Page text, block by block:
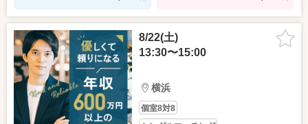
8/22(土)
13:30〜15:00
横浜
個室8対8